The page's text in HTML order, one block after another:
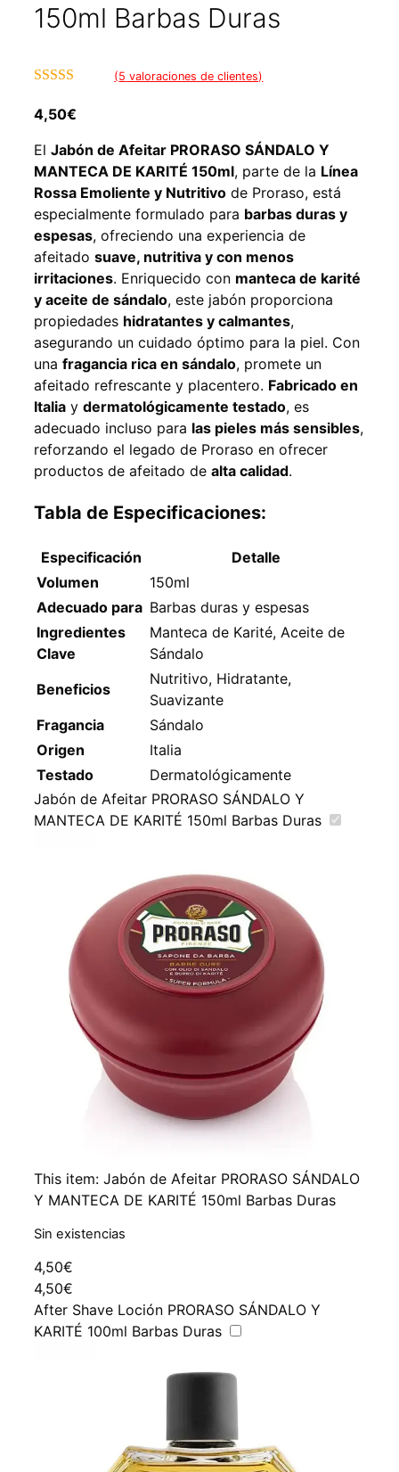
150ml Barbas Duras
(5 valoraciones de clientes)
4,50€
El Jabón de Afeitar PRORASO SÁNDALO Y
MANTECA DE KARITÉ 150ml, parte de la Línea
Rossa Emoliente y Nutritivo de Proraso, está
especialmente formulado para barbas duras y
espesas, ofreciendo una experiencia de
afeitado suave, nutritiva y con menos
irritaciones. Enriquecido con manteca de karité
y aceite de sándalo, este jabón proporciona
propiedades hidratantes y calmantes,
asegurando un cuidado óptimo para la piel. Con
una fragancia rica en sándalo, promete un
afeitado refrescante y placentero. Fabricado en
Italia y dermatológicamente testado, es
adecuado incluso para las pieles más sensibles,
reforzando el legado de Proraso en ofrecer
productos de afeitado de alta calidad.
Tabla de Especificaciones:
Especificación
Detalle
Volumen
150ml
Adecuado para Barbas duras y espesas
Ingredientes
Clave
Manteca de Karité, Aceite de
Sándalo
Beneficios
Nutritivo, Hidratante,
Suavizante
Fragancia
Sándalo
Origen
Italia
Testado
Dermatológicamente
Jabón de Afeitar PRORASO SÁNDALO Y
MANTECA DE KARITÉ 150ml Barbas Duras
This item: Jabón de Afeitar PRORASO SÁNDALO
Y MANTECA DE KARITÉ 150ml Barbas Duras
Sin existencias
4,50€
4,50€
After Shave Loción PRORASO SÁNDALO Y
KARITÉ 100ml Barbas Duras